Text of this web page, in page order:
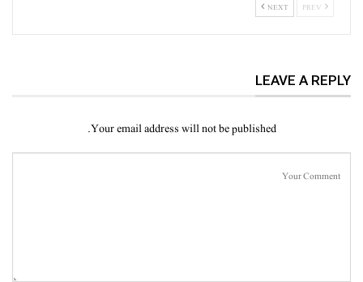
NEXT
LEAVE A REPLY
Your email address will not be published.